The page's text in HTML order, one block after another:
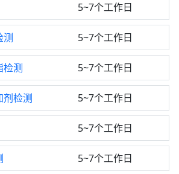
5~7个工作日
测 5~7个工作日
检测 5~7个工作日
剂检测 5~7个工作日
5~7个工作日
5~7个工作日